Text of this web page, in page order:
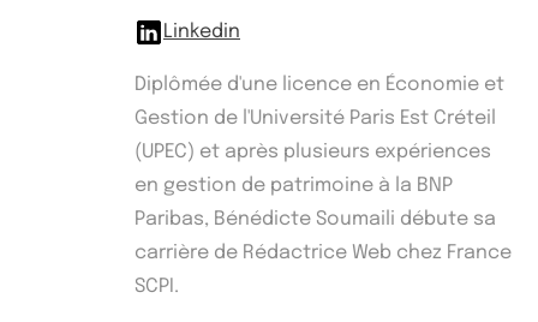
Linkedin
Diplômée d'une licence en Économie et
Gestion de l'Université Paris Est Créteil
(UPEC) et après plusieurs expériences
en gestion de patrimoine à la BNP
Paribas, Bénédicte Soumaili débute sa
carrière de Rédactrice Web chez France
SCPI.